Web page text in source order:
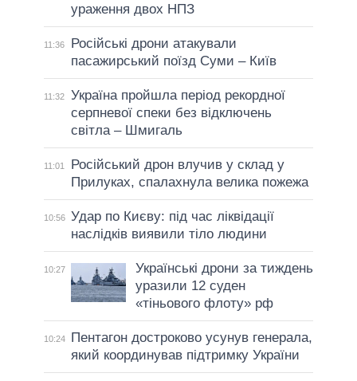
ураження двох НПЗ
11:36
Російські дрони атакували
пасажирський поїзд Суми – Київ
11:32
Україна пройшла період рекордної
серпневої спеки без відключень
світла – Шмигаль
11:01
Російський дрон влучив у склад у
Прилуках, спалахнула велика пожежа
10:56 Удар по Києву: під час ліквідації
наслідків виявили тіло людини
10:27
Українські дрони за тиждень
уразили 12 суден
«тіньового флоту» рф
10:24
Пентагон достроково усунув генерала,
який координував підтримку України